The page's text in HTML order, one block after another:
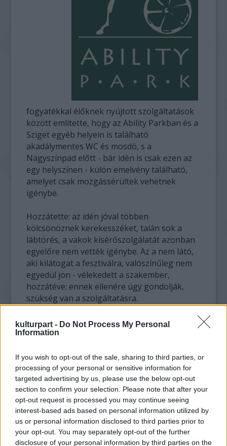
kulturpart - Do Not Process My Personal
Information
If you wish to opt-out of the sale, sharing to third parties, or
processing of your personal or sensitive information for
targeted advertising by us, please use the below opt-out
section to confirm your selection. Please note that after your
opt-out request is processed you may continue seeing
interest-based ads based on personal information utilized by
us or personal information disclosed to third parties prior to
your opt-out. You may separately opt-out of the further
disclosure of your personal information by third parties on the
fogyatékkal élőknek nyújtott szolgáltatások
között említette, hogy az Ability Parkban és a
Sziget egyéb helyein is található
akadálymentes WC és mosdó, s a
Nagyszínpad előtt - bár idén is csak ezen az
egy helyszínen - külön emelvény található,
amelyet csak mozgássérültek vehetnek
igénybe.
Hozzátette: az idén jóval többen
kölcsönöznek kerekesszéket, talán sok a
lábtörés, a vakok kísérőszolgálatát azonban
egyelőre nem vették igénybe. Az a nem látó,
aki kilátogat a fesztiválra, valószínűleg nem
egyedül jön - vélekedett a szakember,
hozzátéve: ennek ellenére úgy gondolják,
szükség van a szolgáltatásra.
Az Ability Parkot nagyrészt külföldiek,
hollandok, franciák és olaszok látogatják -
dolgozók jól beszélnek angolul, s
megváltozott munkaképességű
munkatársakat is foglalkoztatnak.
Az érdeklődők a többi között kipróbálhatják
a kerekesszékes akadálypályát, az
érzékszervi labirintust, amelyen bekötött
szemmel mehetnek végig, részt vehetnek
illatminta felismerésben, megtanulhatják a